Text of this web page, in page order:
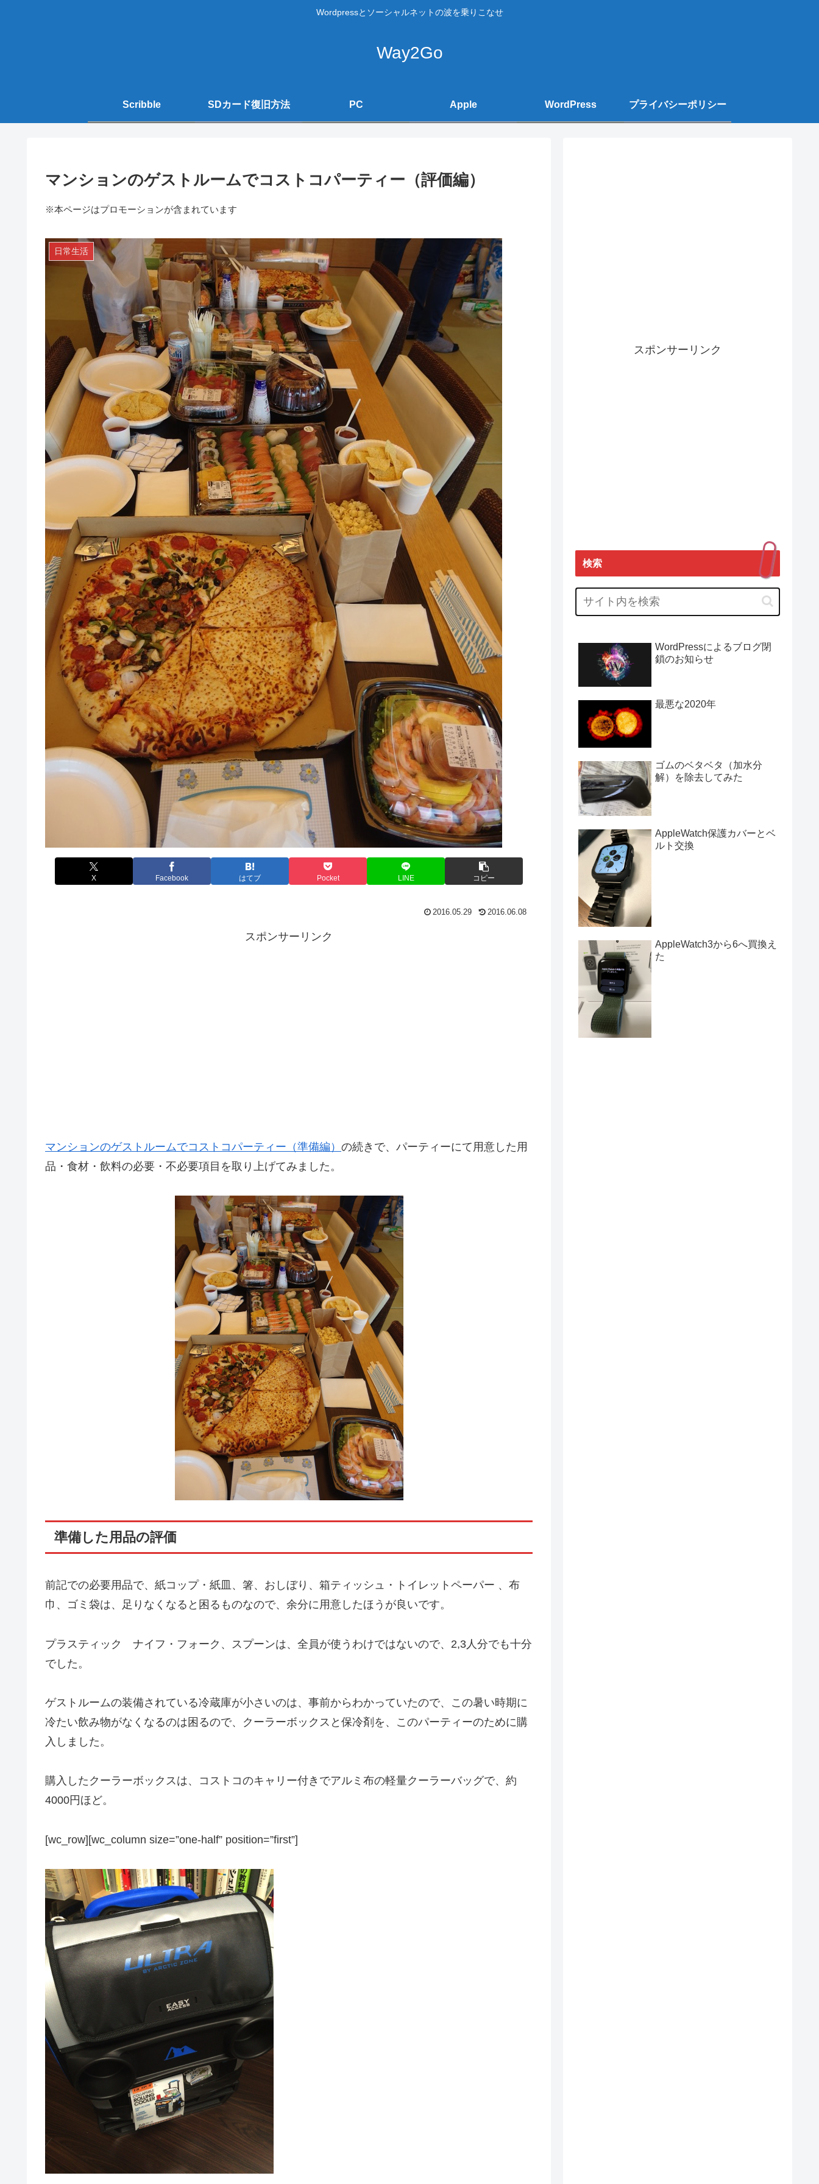
Wordpressとソーシャルネットの波を乗りこなせ
Way2Go
Scribble SDカード復旧方法 PC Apple WordPress プライバシーポリシー
マンションのゲストルームでコストコパーティー（評価編）
※本ページはプロモーションが含まれています
日常生活
X Facebook はてブ Pocket LINE コピー
2016.05.29 2016.06.08
スポンサーリンク
マンションのゲストルームでコストコパーティー（準備編） の続きで、パーティーにて用意した用
品・食材・飲料の必要・不必要項目を取り上げてみました。
準備した用品の評価
前記での必要用品で、紙コップ・紙皿、箸、おしぼり、箱ティッシュ・トイレットペーパー 、布
巾、ゴミ袋は、足りなくなると困るものなので、余分に用意したほうが良いです。
プラスティック ナイフ・フォーク、スプーンは、全員が使うわけではないので、2,3人分でも十分
でした。
ゲストルームの装備されている冷蔵庫が小さいのは、事前からわかっていたので、この暑い時期に
冷たい飲み物がなくなるのは困るので、クーラーボックスと保冷剤を、このパーティーのために購
入しました。
購入したクーラーボックスは、コストコのキャリー付きでアルミ布の軽量クーラーバッグで、約
4000円ほど。
[wc_row][wc_column size=”one-half” position=”first”]
スポンサーリンク
検索
WordPressによるブログ閉
鎖のお知らせ
最悪な2020年
ゴムのベタベタ（加水分
解）を除去してみた
AppleWatch保護カバーとベ
ルト交換
AppleWatch3から6へ買換え
た